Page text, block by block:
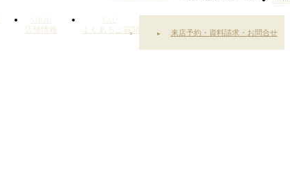
来店予約・資料請求・お問合せ
SHOP
店舗情報
FAQ
よくあるご質問